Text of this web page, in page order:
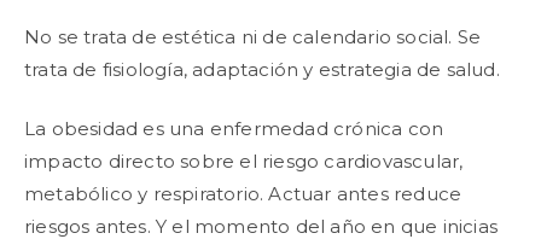
No se trata de estética ni de calendario social. Se
trata de fisiología, adaptación y estrategia de salud.
La obesidad es una enfermedad crónica con
impacto directo sobre el riesgo cardiovascular,
metabólico y respiratorio. Actuar antes reduce
riesgos antes. Y el momento del año en que inicias